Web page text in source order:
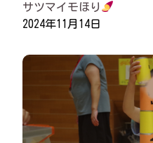
サツマイモほり
2024年11月14日